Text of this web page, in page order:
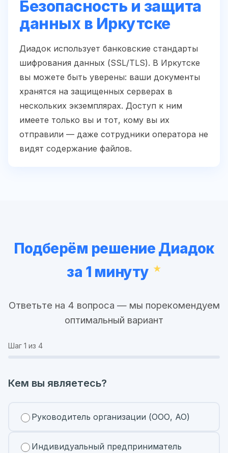
Безопасность и защита
данных в Иркутске
Диадок использует банковские стандарты
шифрования данных (SSL/TLS). В Иркутске
вы можете быть уверены: ваши документы
хранятся на защищенных серверах в
нескольких экземплярах. Доступ к ним
имеете только вы и тот, кому вы их
отправили — даже сотрудники оператора не
видят содержание файлов.
Подберём решение Диадок
за 1 минуту
Ответьте на 4 вопроса — мы порекомендуем
оптимальный вариант
Шаг 1 из 4
Кем вы являетесь?
Руководитель организации (ООО, АО)
Индивидуальный предприниматель